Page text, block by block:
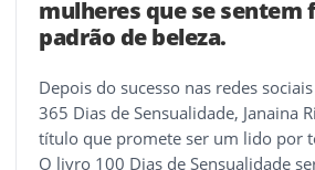
mulheres que se sentem
padrão de beleza.
Depois do sucesso nas redes
365 Dias de Sensualidade, Janaina
título que promete ser um lido por
O livro 100 Dias de Sensualidade